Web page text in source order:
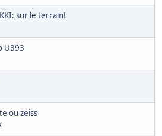
sur le terrain!
U393
ou zeiss